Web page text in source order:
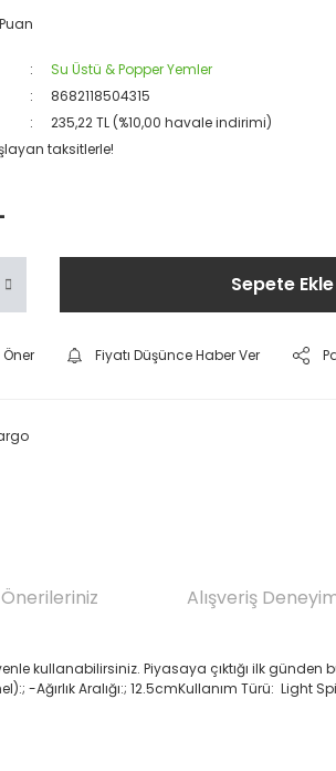
Su Üstü & Popper Yemler
8682118504315
235,22 TL (%10,00 havale indirimi)
taksitlerle!
Sepete Ekle
Fiyatı Düşünce Haber Ver
Önerileriniz Alışveriş
kullanabilirsiniz. Piyasaya çıktığı ilk
-Ağırlık Aralığı:; 12.5cmKullanım Türü: Light